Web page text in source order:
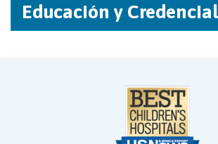
Educación y